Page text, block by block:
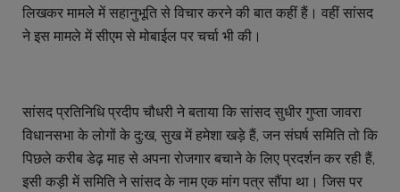
लिखकर मामले में सहानुभूति से विचार करने की बात कहीं हैं। वहीं सांसद
ने इस मामले में सीएम से मोबाईल पर चर्चा भी की।
सांसद प्रतिनिधि प्रदीप चौधरी ने बताया कि सांसद सुधीर गुप्ता जावरा
विधानसभा के लोगों के दु:ख, सुख में हमेशा खड़े हैं, जन संघर्ष समिति तो कि
पिछले करीब डेढ़ माह से अपना रोजगार बचाने के लिए प्रदर्शन कर रही हैं,
इसी कड़ी में समिति ने सांसद के नाम एक मांग पत्र सौंपा था। जिस पर